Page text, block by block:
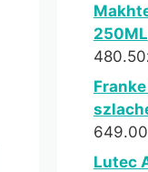
250ML
480.50
649.00
Lutec